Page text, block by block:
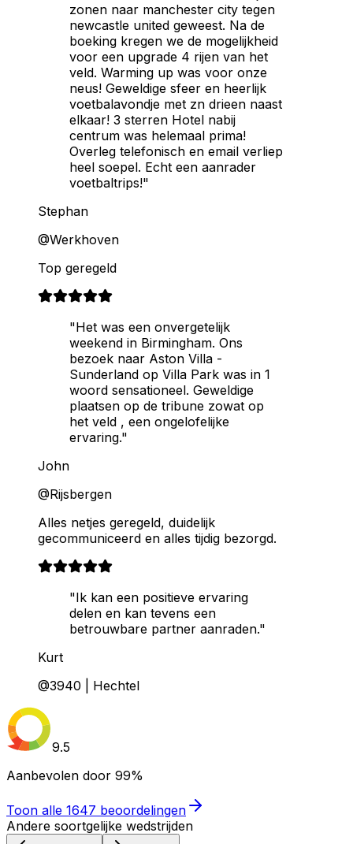
zonen naar manchester city tegen
newcastle united geweest. Na de
boeking kregen we de mogelijkheid
voor een upgrade 4 rijen van het
veld. Warming up was voor onze
neus! Geweldige sfeer en heerlijk
voetbalavondje met zn drieen naast
elkaar! 3 sterren Hotel nabij
centrum was helemaal prima!
Overleg telefonisch en email verliep
heel soepel. Echt een aanrader
voetbaltrips!"
Stephan
@Werkhoven
Top geregeld
"Het was een onvergetelijk
weekend in Birmingham. Ons
bezoek naar Aston Villa -
Sunderland op Villa Park was in 1
woord sensationeel. Geweldige
plaatsen op de tribune zowat op
het veld , een ongelofelijke
ervaring."
John
@Rijsbergen
Alles netjes geregeld, duidelijk
gecommuniceerd en alles tijdig bezorgd.
"Ik kan een positieve ervaring
delen en kan tevens een
betrouwbare partner aanraden."
Kurt
@3940 | Hechtel
9.5
Aanbevolen door 99%
Toon alle 1647 beoordelingen
Andere soortgelijke wedstrijden